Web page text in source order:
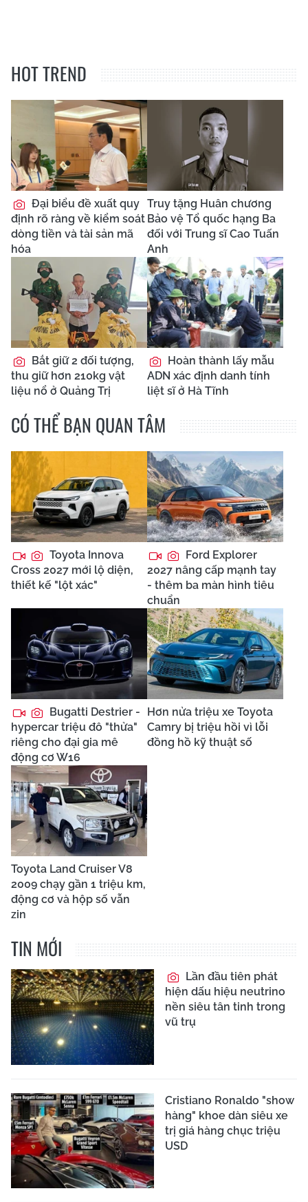
HOT TREND
Đại biểu đề xuất quy
định rõ ràng về kiểm soát
dòng tiền và tài sản mã
hóa
Truy tặng Huân chương
Bảo vệ Tổ quốc hạng Ba
đối với Trung sĩ Cao Tuấn
Anh
Bắt giữ 2 đối tượng,
thu giữ hơn 210kg vật
liệu nổ ở Quảng Trị
Hoàn thành lấy mẫu
ADN xác định danh tính
liệt sĩ ở Hà Tĩnh
CÓ THỂ BẠN QUAN TÂM
Toyota Innova
Cross 2027 mới lộ diện,
thiết kế "lột xác"
Ford Explorer
2027 nâng cấp mạnh tay
- thêm ba màn hình tiêu
chuẩn
Bugatti Destrier -
hypercar triệu đô "thửa"
riêng cho đại gia mê
động cơ W16
Hơn nửa triệu xe Toyota
Camry bị triệu hồi vì lỗi
đồng hồ kỹ thuật số
Toyota Land Cruiser V8
2009 chạy gần 1 triệu km,
động cơ và hộp số vẫn
zin
TIN MỚI
Lần đầu tiên phát
hiện dấu hiệu neutrino
nền siêu tân tinh trong
vũ trụ
Cristiano Ronaldo "show
hàng" khoe dàn siêu xe
trị giá hàng chục triệu
USD